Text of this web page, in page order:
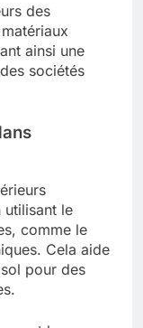
des
ainsi une
sociétés
utilisant le
comme le
Cela aide
pour des